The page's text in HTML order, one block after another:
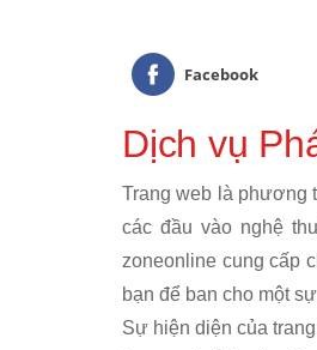
Facebook
Dịch vụ
Trang web là phương
các đầu vào nghệ
zoneonline cung cấp
bạn để ban cho một
Sự hiện diện của